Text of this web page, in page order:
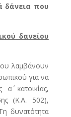
δάνεια που
δανείου
λαμβάνουν
για να
κατοικίας,
(Κ.Α. 502),
δυνατότητα